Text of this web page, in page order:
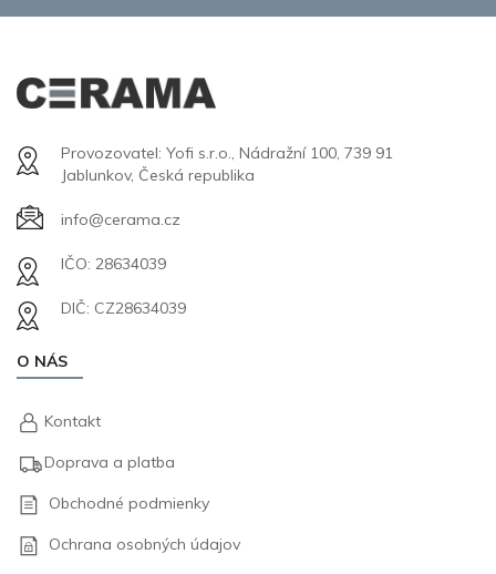
Provozovatel: Yofi s.r.o., Nádražní 100, 739 91
Jablunkov, Česká republika
info@cerama.cz
IČO: 28634039
DIČ: CZ28634039
O NÁS
Kontakt
Doprava a platba
Obchodné podmienky
Ochrana osobných údajov